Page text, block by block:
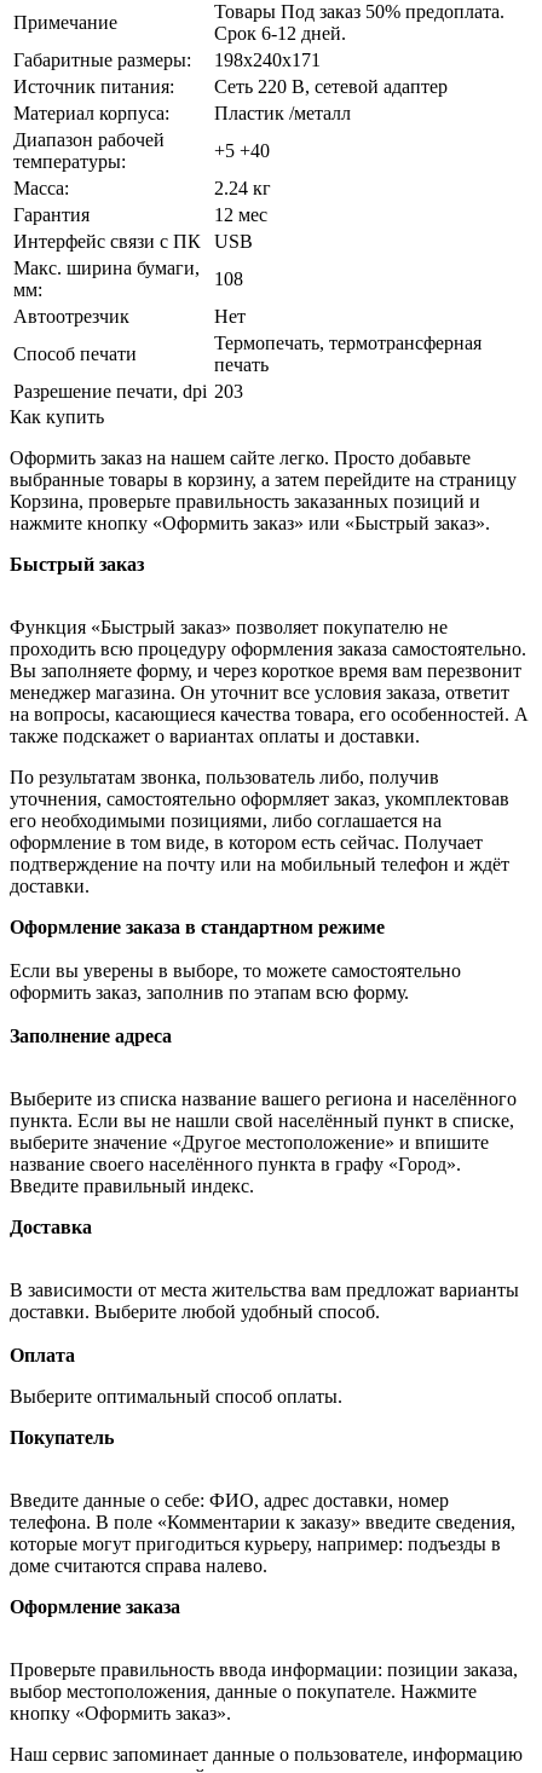
Примечание
Товары Под заказ 50% предоплата.
Срок 6-12 дней.
Габаритные размеры:
198х240х171
Источник питания:
Сеть 220 В, сетевой адаптер
Материал корпуса:
Пластик /металл
Диапазон рабочей
температуры:
+5 +40
Масса:
2.24 кг
Гарантия
12 мес
Интерфейс связи с ПК
USB
Макс. ширина бумаги,
мм:
108
Автоотрезчик
Нет
Способ печати
Термопечать, термотрансферная
печать
Разрешение печати, dpi 203
Как купить
Оформить заказ на нашем сайте легко. Просто добавьте
выбранные товары в корзину, а затем перейдите на страницу
Корзина, проверьте правильность заказанных позиций и
нажмите кнопку «Оформить заказ» или «Быстрый заказ».
Быстрый заказ
Функция «Быстрый заказ» позволяет покупателю не
проходить всю процедуру оформления заказа самостоятельно.
Вы заполняете форму, и через короткое время вам перезвонит
менеджер магазина. Он уточнит все условия заказа, ответит
на вопросы, касающиеся качества товара, его особенностей. А
также подскажет о вариантах оплаты и доставки.
По результатам звонка, пользователь либо, получив
уточнения, самостоятельно оформляет заказ, укомплектовав
его необходимыми позициями, либо соглашается на
оформление в том виде, в котором есть сейчас. Получает
подтверждение на почту или на мобильный телефон и ждёт
доставки.
Оформление заказа в стандартном режиме
Если вы уверены в выборе, то можете самостоятельно
оформить заказ, заполнив по этапам всю форму.
Заполнение адреса
Выберите из списка название вашего региона и населённого
пункта. Если вы не нашли свой населённый пункт в списке,
выберите значение «Другое местоположение» и впишите
название своего населённого пункта в графу «Город».
Введите правильный индекс.
Доставка
В зависимости от места жительства вам предложат варианты
доставки. Выберите любой удобный способ.
Оплата
Выберите оптимальный способ оплаты.
Покупатель
Введите данные о себе: ФИО, адрес доставки, номер
телефона. В поле «Комментарии к заказу» введите сведения,
которые могут пригодиться курьеру, например: подъезды в
доме считаются справа налево.
Оформление заказа
Проверьте правильность ввода информации: позиции заказа,
выбор местоположения, данные о покупателе. Нажмите
кнопку «Оформить заказ».
Наш сервис запоминает данные о пользователе, информацию